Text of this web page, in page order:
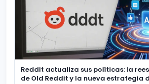
Reddit actualiza sus políticas: la
de Old Reddit y la nueva estrategia